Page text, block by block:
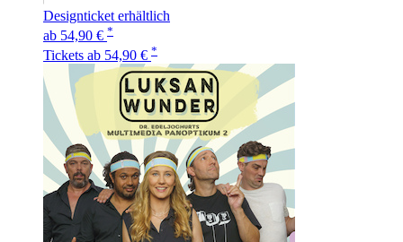
Designticket erhältlich
ab 54,90 € *
Tickets ab 54,90 € *